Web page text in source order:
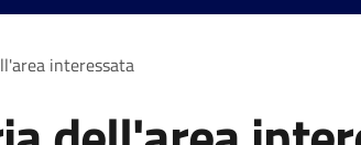
interessata